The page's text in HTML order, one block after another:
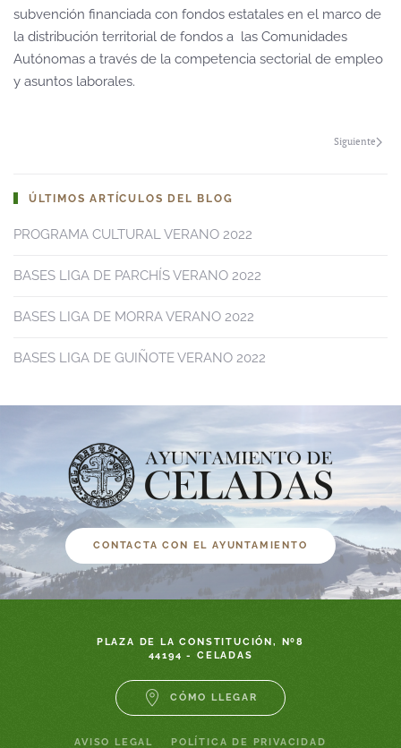
subvención financiada con fondos estatales en el marco de
la distribución territorial de fondos a las Comunidades
Autónomas a través de la competencia sectorial de empleo
y asuntos laborales.
Siguiente
ÚLTIMOS ARTÍCULOS DEL BLOG
PROGRAMA CULTURAL VERANO 2022
BASES LIGA DE PARCHÍS VERANO 2022
BASES LIGA DE MORRA VERANO 2022
BASES LIGA DE GUIÑOTE VERANO 2022
CONTACTA CON EL AYUNTAMIENTO
PLAZA DE LA CONSTITUCIÓN, Nº8
44194 - CELADAS
CÓMO LLEGAR
AVISO LEGAL POLÍTICA DE PRIVACIDAD